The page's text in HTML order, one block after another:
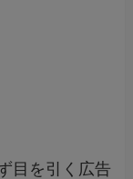
目を引く広告